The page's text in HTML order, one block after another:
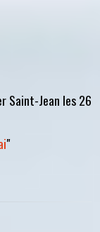
Saint-Jean les 26
"